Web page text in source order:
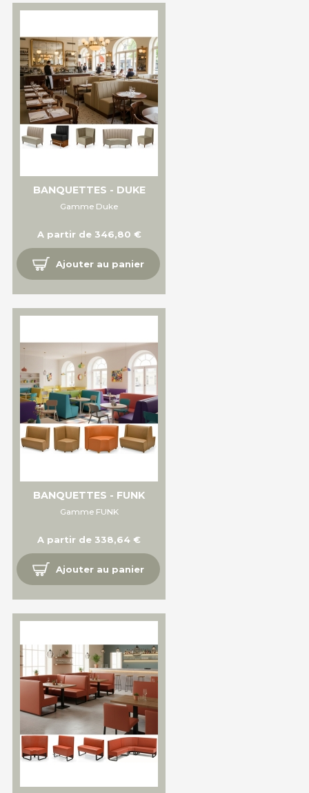
BANQUETTES - DUKE
Gamme Duke
A partir de 346,80 €
Ajouter au panier
BANQUETTES - FUNK
Gamme FUNK
A partir de 338,64 €
Ajouter au panier